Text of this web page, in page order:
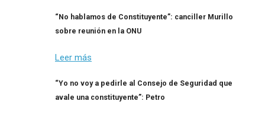
“No hablamos de Constituyente”: canciller Murillo
sobre reunión en la ONU
Leer más
“Yo no voy a pedirle al Consejo de Seguridad que
avale una constituyente”: Petro